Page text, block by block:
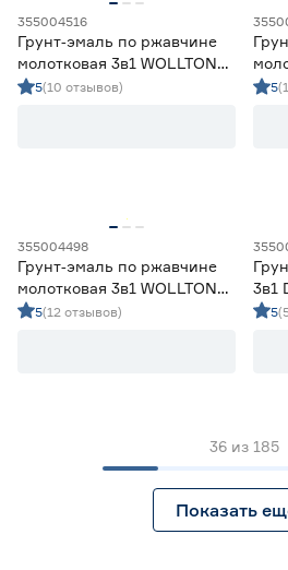
355004516
Грунт‑эмаль по ржавчине
молотковая 3в1 WOLLTON
светло‑серая 1,9 кг
5(10 отзывов)
RAL
5
355004498
Грунт‑эмаль по ржавчине
молотковая 3в1 WOLLTON
RAL 6005 темно‑зеленая 0,9
5(12 отзывов)
3в1
5
36 из 185
Показать